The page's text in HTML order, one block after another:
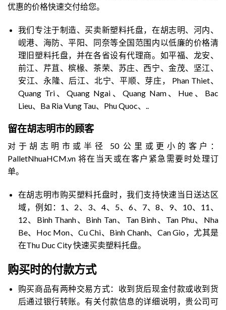
优惠的价格快速交付给您。
我们专注于制造、买卖新塑料托盘，在胡志明、河内、
岘港、海防、平阳、同奈等全国范围内以低廉的价格清
理旧塑料托盘，并在各省设有代理商。如平福、龙安、
前江、芹苴、槟椽、茶荣、苏庄、西宁、金茂、坚江、
安江、永隆、后江、北宁、平顺、芽庄， Phan Thiet、
Quang Tri、Quang Ngai、Quang Nam、Hue、Bac
Lieu、Ba Ria Vung Tau、Phu Quoc、..
留在胡志明市的顾客
对于胡志明市或半径 50 公里或更小的客户：
PalletNhuaHCM.vn 将在当天或在客户紧急需要时处理订
单。
在胡志明市购买塑料托盘时，我们支持快速当日送达区
域，例如：1、2、3、4、5、6、7、8、9、10、11、
12、Binh Thanh、Binh Tan、Tan Binh、Tan Phu、Nha
Be、Hoc Mon、Cu Chi、Binh Chanh、Can Gio，尤其是
在Thu Duc City 快速买卖塑料托盘。
购买时的付款方式
购买商品有两种交易方式：收到货后现金付款或收到货
后通过银行转账。有关付款信息的详细说明，贵公司可